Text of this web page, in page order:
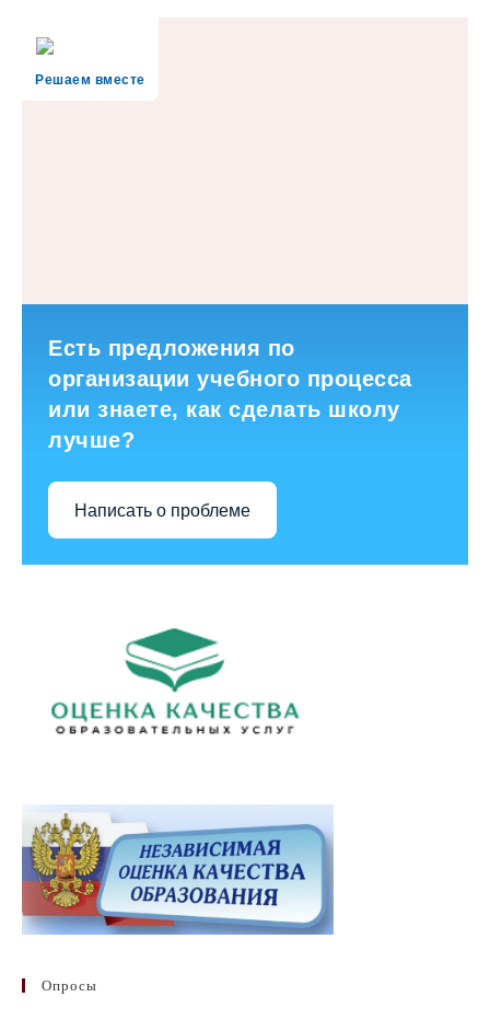
Решаем вместе
Есть предложения по
организации учебного процесса
или знаете, как сделать школу
лучше?
Написать о проблеме
Опросы